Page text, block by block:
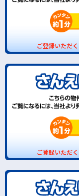
ご登録いただ
ご登録いただ